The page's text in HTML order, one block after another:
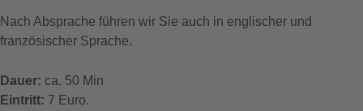
Nach Absprache führen wir Sie auch in englischer und
französischer Sprache.
Dauer: ca. 50 Min
Eintritt: 7 Euro.